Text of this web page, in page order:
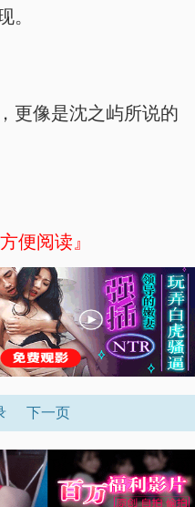
。
更像是沈之屿所说的
便阅读』
下一页